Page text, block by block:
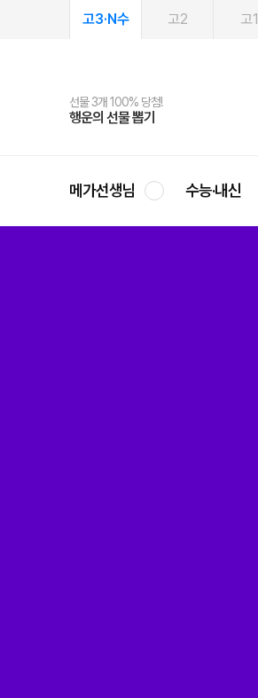
고3·N수 고2 고1
선물 3개 100% 당첨!
행운의 선물 뽑기
선물 100% 증정!
메가스터디 X 올리브
여름방학 스터디 캐시백
메가런 썸머스쿨
2027 러셀 단과
강사 공개선발
스마트러닝앱
설문 EVENT
메가패스
3일 무료 체험권
메가패스 수강생 무료혜택!
메가클럽 멤버십
사회공헌 캠페인
희망이룸 메가나눔
메가선생님 수능·내신